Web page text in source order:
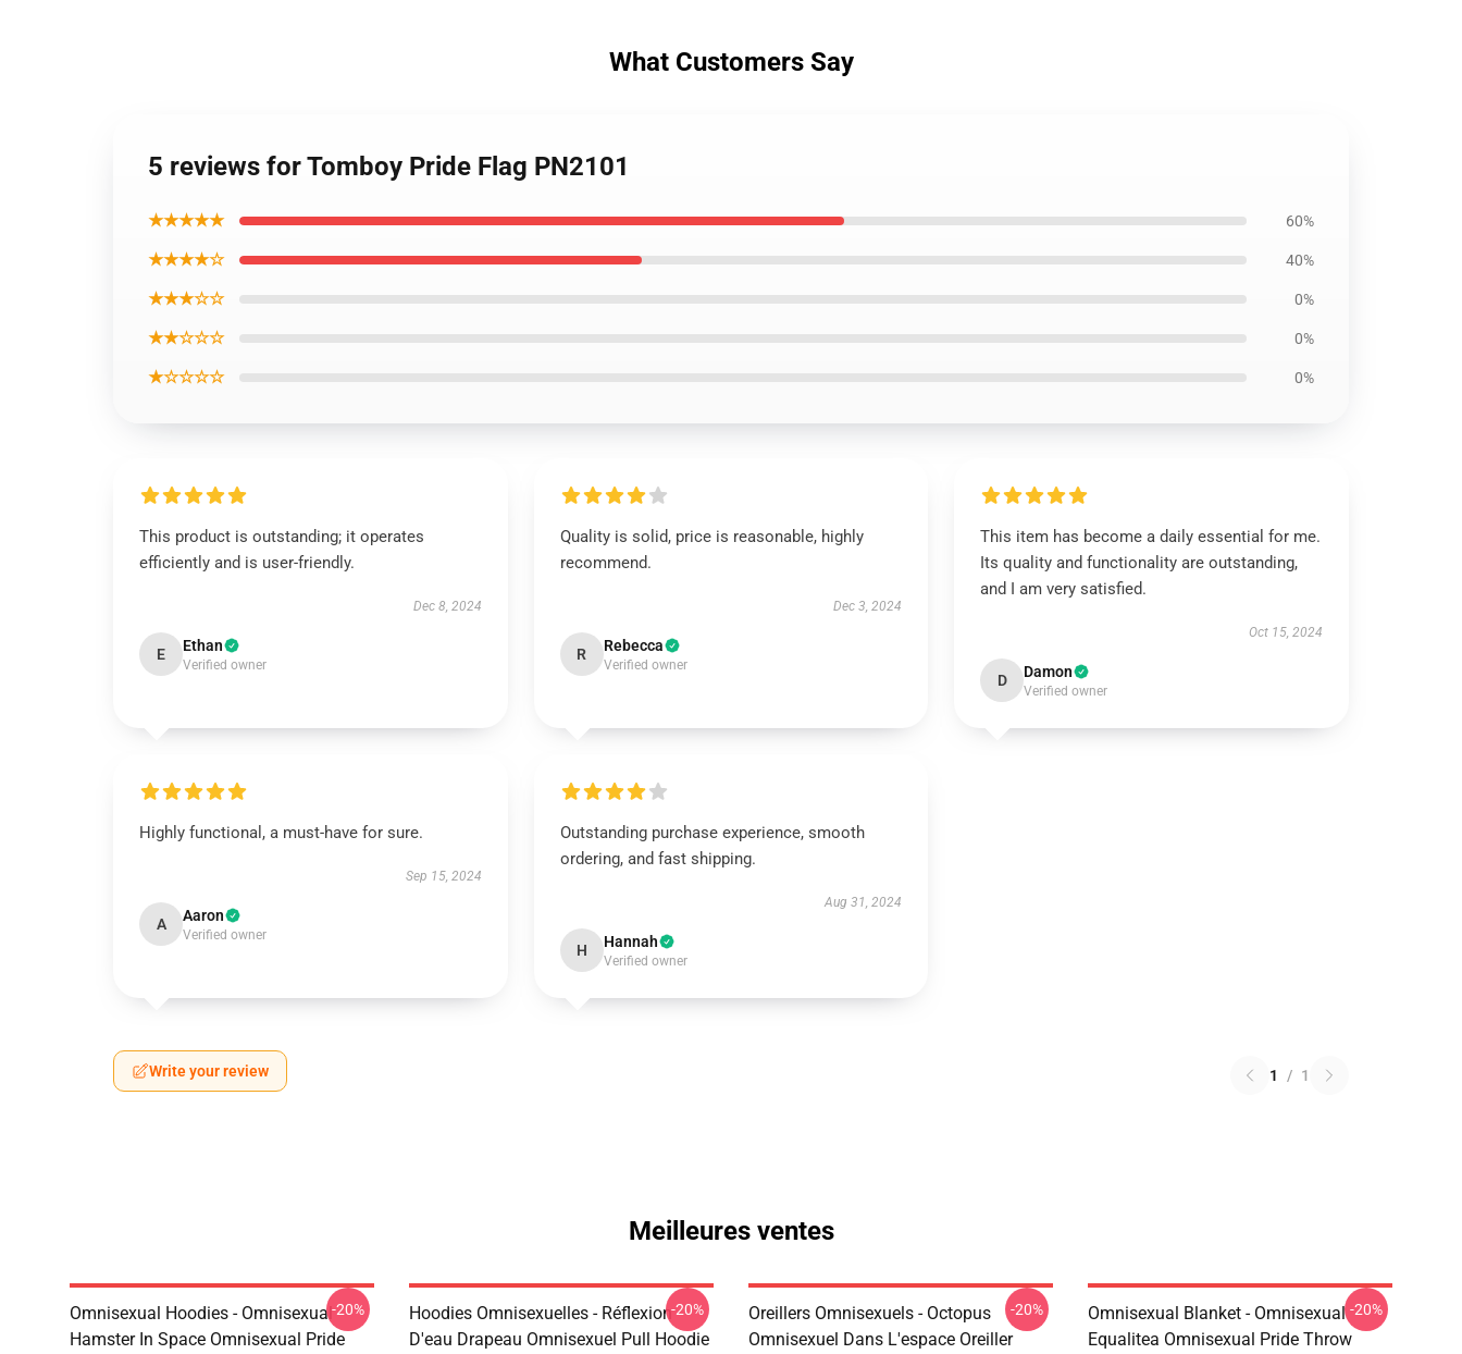
What Customers Say
5 reviews for Tomboy Pride Flag PN2101
★★★★★ 60%
★★★★☆ 40%
★★★☆☆ 0%
★★☆☆☆ 0%
★☆☆☆☆ 0%
This product is outstanding; it operates
efficiently and is user-friendly.
Dec 8, 2024
E Ethan
Verified owner
Quality is solid, price is reasonable, highly
recommend.
Dec 3, 2024
R Rebecca
Verified owner
This item has become a daily essential for me.
Its quality and functionality are outstanding,
and I am very satisfied.
Oct 15, 2024
D Damon
Verified owner
Highly functional, a must-have for sure.
Sep 15, 2024
A Aaron
Verified owner
Outstanding purchase experience, smooth
ordering, and fast shipping.
Aug 31, 2024
H Hannah
Verified owner
Write your review 1 / 1
Meilleures ventes
Omnisexual Hoodies - Omnisexual
Hamster In Space Omnisexual Pride
-20%
Hoodies Omnisexuelles - Réflexion
D'eau Drapeau Omnisexuel Pull Hoodie
-20%
Oreillers Omnisexuels - Octopus
Omnisexuel Dans L'espace Oreiller
-20%
Omnisexual Blanket - Omnisexual
Equalitea Omnisexual Pride Throw
-20%